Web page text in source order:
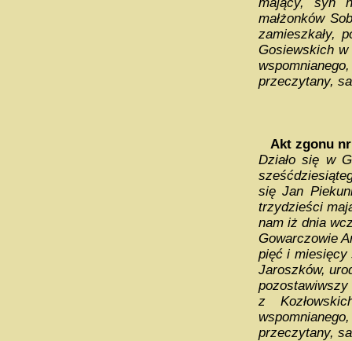
małżonków
zamieszkały,
Gosiewskich
przeczytany,
Akt zgonu
Działo się w
się Jan
trzydzieści
nam iż dnia
Gowarczowie
pięć i miesięcy
Jaroszków,
z
przeczytany,